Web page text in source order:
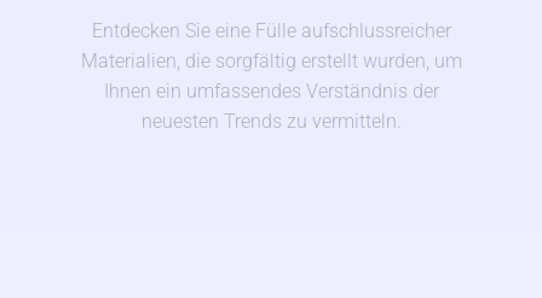
Entdecken Sie eine Fülle aufschlussreicher
Materialien, die sorgfältig erstellt wurden, um
Ihnen ein umfassendes Verständnis der
neuesten Trends zu vermitteln.